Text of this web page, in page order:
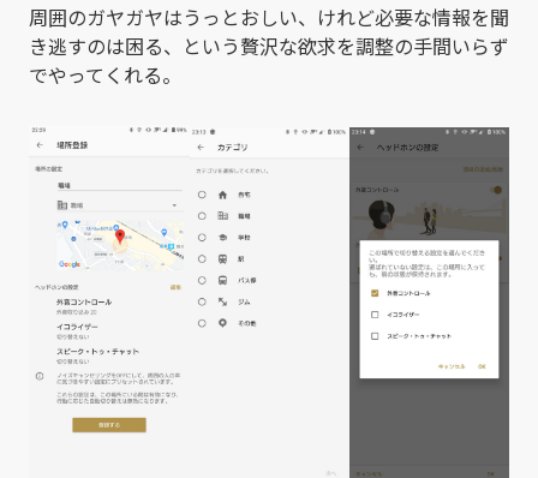
周囲のガヤガヤはうっとおしい、けれど必要な情報を聞
き逃すのは困る、という贅沢な欲求を調整の手間いらず
でやってくれる。